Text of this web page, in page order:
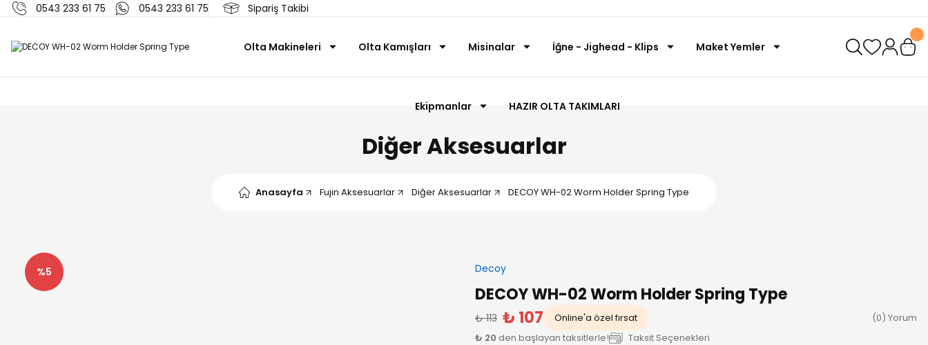
0543 233 61 75 0543 233 61 75 Sipariş Takibi
Olta Makineleri Olta Kamışları Misinalar İğne - Jighead - Klips Maket Yemler
Ekipmanlar HAZIR OLTA TAKIMLARI
Diğer Aksesuarlar
Anasayfa Fujin Aksesuarlar Diğer Aksesuarlar DECOY WH-02 Worm Holder Spring Type
%5 Decoy
DECOY WH-02 Worm Holder Spring Type
₺ 113 ₺ 107 Online'a özel fırsat
(0) Yorum
₺ 20 den başlayan taksitlerle!
Taksit Seçenekleri